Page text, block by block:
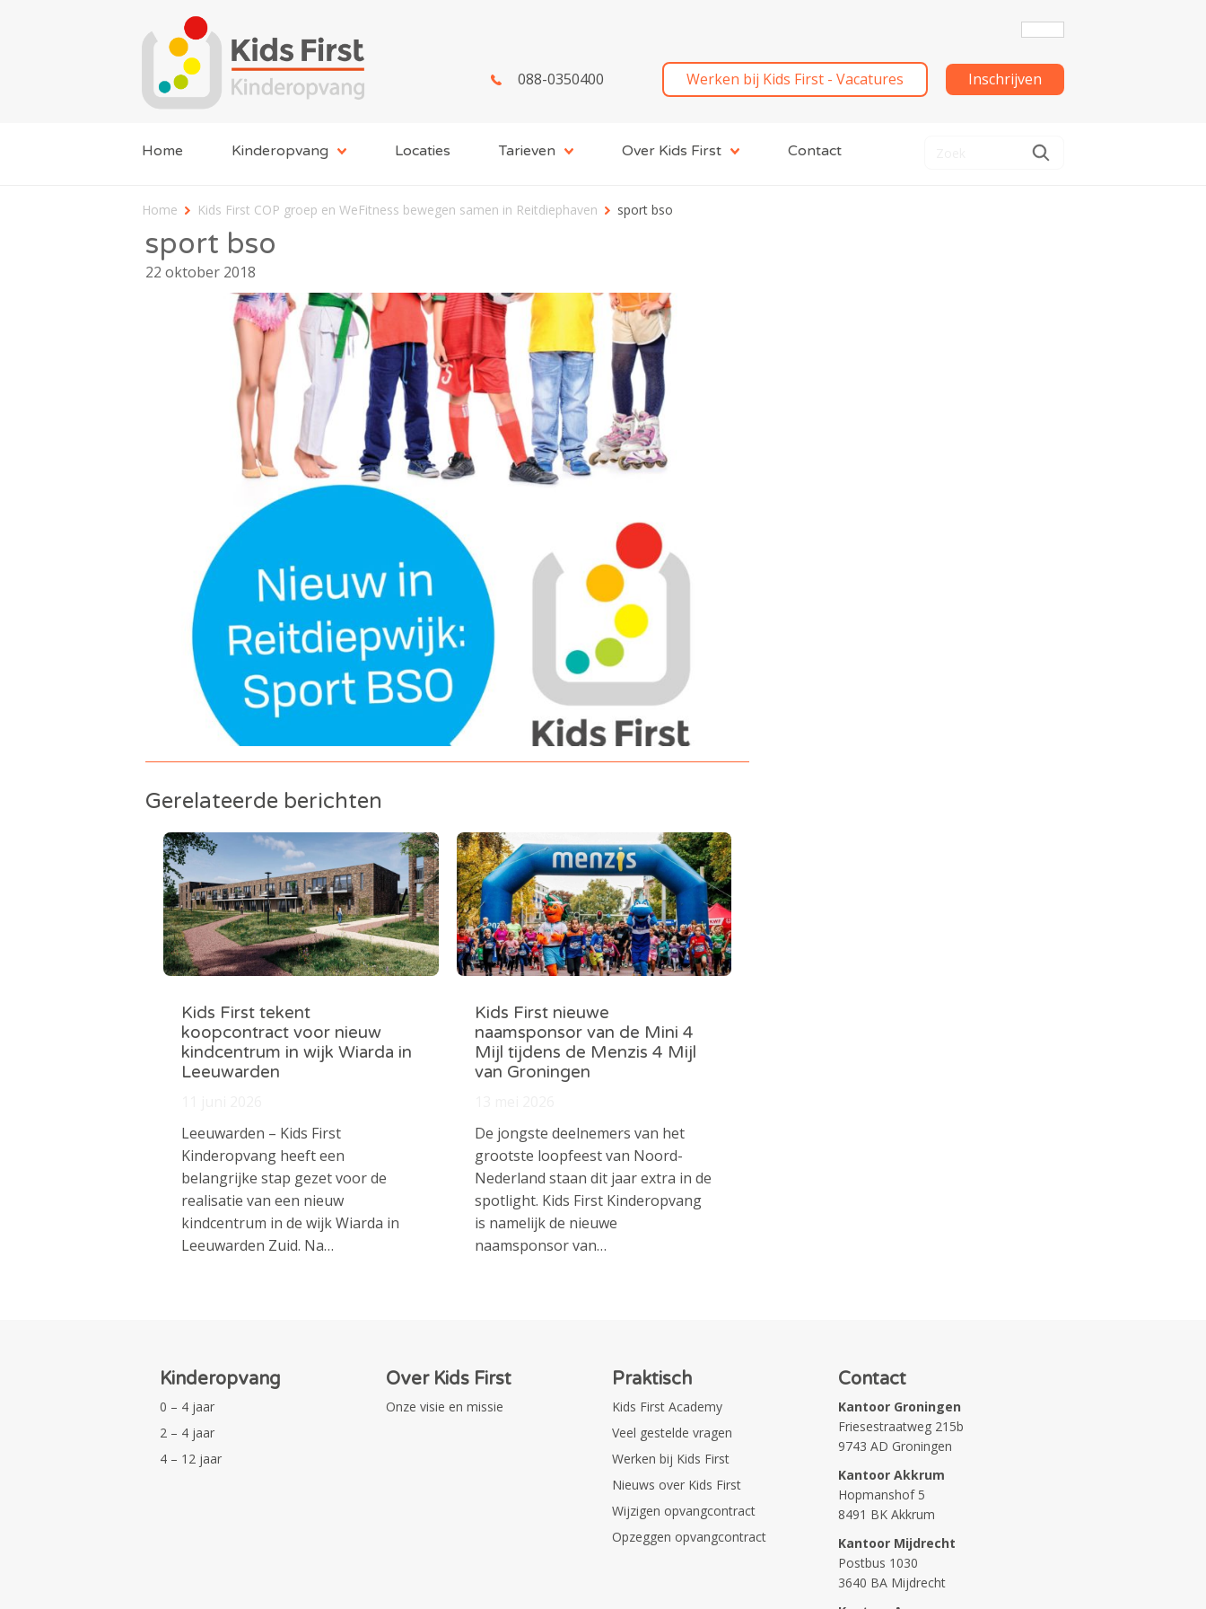
088-0350400 Werken bij Kids First - Vacatures Inschrijven
Home Kinderopvang Locaties Tarieven Over Kids First Contact
Home Kids First COP groep en WeFitness bewegen samen in Reitdiephaven sport bso
sport bso
22 oktober 2018
Gerelateerde berichten
Kids First tekent
koopcontract voor nieuw
kindcentrum in wijk Wiarda in
Leeuwarden
Leeuwarden – Kids First
Kinderopvang heeft een
belangrijke stap gezet voor de
realisatie van een nieuw
kindcentrum in de wijk Wiarda in
Leeuwarden Zuid. Na…
Kids First nieuwe
naamsponsor van de Mini 4
Mijl tijdens de Menzis 4 Mijl
van Groningen
De jongste deelnemers van het
grootste loopfeest van Noord-
Nederland staan dit jaar extra in de
spotlight. Kids First Kinderopvang
is namelijk de nieuwe
naamsponsor van…
Kinderopvang
0 – 4 jaar
2 – 4 jaar
4 – 12 jaar
Over Kids First
Onze visie en missie
Praktisch
Kids First Academy
Veel gestelde vragen
Werken bij Kids First
Nieuws over Kids First
Wijzigen opvangcontract
Opzeggen opvangcontract
Contact
Kantoor Groningen
Friesestraatweg 215b
9743 AD Groningen
Kantoor Akkrum
Hopmanshof 5
8491 BK Akkrum
Kantoor Mijdrecht
Postbus 1030
3640 BA Mijdrecht